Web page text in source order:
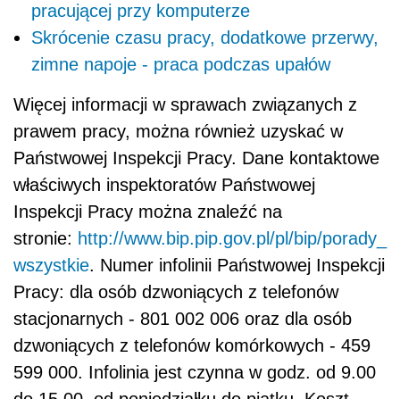
pracującej przy komputerze
Skrócenie czasu pracy, dodatkowe przerwy,
zimne napoje - praca podczas upałów
Więcej informacji w sprawach związanych z
prawem pracy, można również uzyskać w
Państwowej Inspekcji Pracy. Dane kontaktowe
właściwych inspektoratów Państwowej
Inspekcji Pracy można znaleźć na
stronie: http://www.bip.pip.gov.pl/pl/bip/porady_
wszystkie. Numer infolinii Państwowej Inspekcji
Pracy: dla osób dzwoniących z telefonów
stacjonarnych - 801 002 006 oraz dla osób
dzwoniących z telefonów komórkowych - 459
599 000. Infolinia jest czynna w godz. od 9.00